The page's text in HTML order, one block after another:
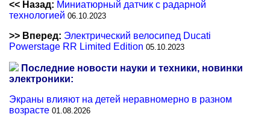
<< Назад: Миниатюрный датчик с радарной
технологией 06.10.2023
>> Вперед: Электрический велосипед Ducati
Powerstage RR Limited Edition 05.10.2023
Последние новости науки и техники, новинки
электроники:
Экраны влияют на детей неравномерно в разном
возрасте 01.08.2026